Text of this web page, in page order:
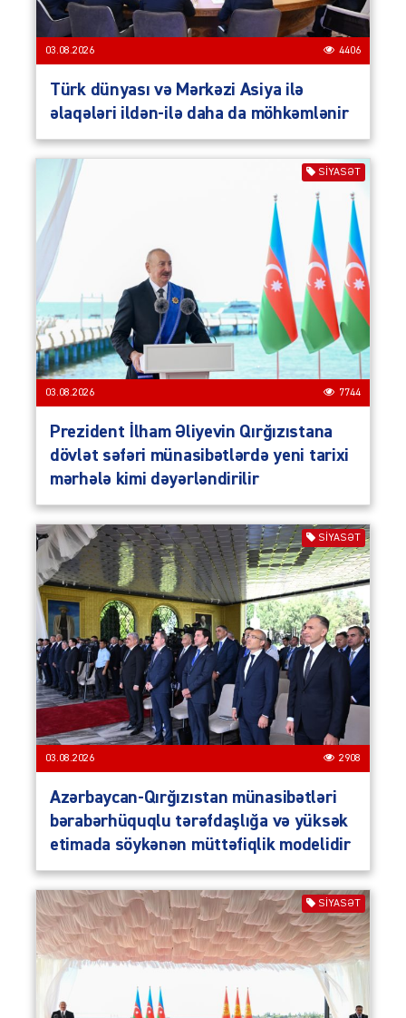
03.08.2026 4406
Türk dünyası və Mərkəzi Asiya ilə
əlaqələri ildən-ilə daha da möhkəmlənir
SIYASƏT
03.08.2026 7744
Prezident İlham Əliyevin Qırğızıstana
dövlət səfəri münasibətlərdə yeni tarixi
mərhələ kimi dəyərləndirilir
SIYASƏT
03.08.2026 2908
Azərbaycan-Qırğızıstan münasibətləri
bərabərhüquqlu tərəfdaşlığa və yüksək
etimada söykənən müttəfiqlik modelidir
SIYASƏT